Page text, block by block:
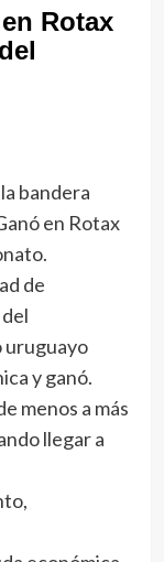
Rotax
bandera
en Rotax
de
uruguayo
y ganó.
menos a más
llegar a